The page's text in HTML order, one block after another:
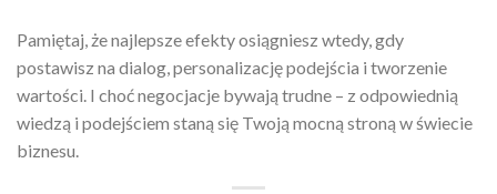
Pamiętaj, że najlepsze efekty osiągniesz wtedy, gdy
postawisz na dialog, personalizację podejścia i tworzenie
wartości. I choć negocjacje bywają trudne – z odpowiednią
wiedzą i podejściem staną się Twoją mocną stroną w świecie
biznesu.